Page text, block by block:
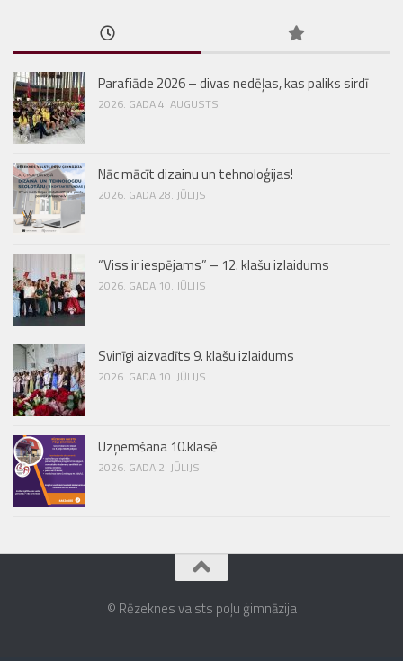
Parafiāde 2026 – divas nedēļas, kas paliks sirdī
2026. GADA 4. AUGUSTS
Nāc mācīt dizainu un tehnoloģijas!
2026. GADA 28. JŪLIJS
“Viss ir iespējams” – 12. klašu izlaidums
2026. GADA 10. JŪLIJS
Svinīgi aizvadīts 9. klašu izlaidums
2026. GADA 10. JŪLIJS
Uzņemšana 10.klasē
2026. GADA 2. JŪLIJS
© Rēzeknes valsts poļu ģimnāzija